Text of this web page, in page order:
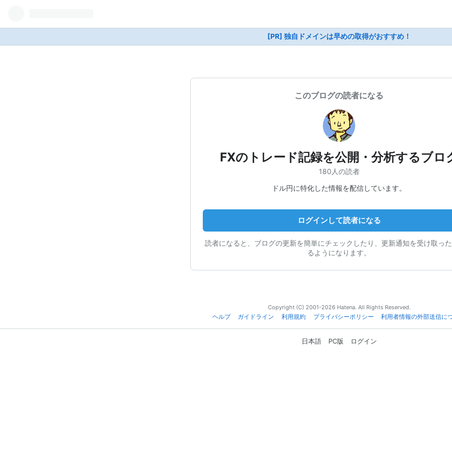
[PR] 独自ドメインは早めの取得がおすすめ！
このブログの読者になる
FXのトレード記録を公開・分析するブロ
180人の読者
ドル円に特化した情報を配信しています。
ログインして読者になる
読者になると、ブログの更新を簡単にチェックしたり、更新通知を受け取っ
るようになります。
Copyright (C) 2001-2026 Hatena. All Rights Reserved.
ヘルプ
ガイドライン 利用規約 プライバシーポリシー 利用者情報の外部送信に
日本語 PC版 ログイン